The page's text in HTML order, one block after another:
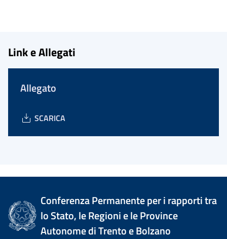
Link e Allegati
Allegato
SCARICA
Conferenza Permanente per i rapporti tra
lo Stato, le Regioni e le Province
Autonome di Trento e Bolzano